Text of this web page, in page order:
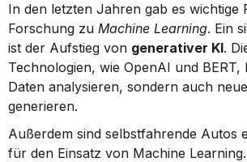
In den letzten Jahren gab es wichtige
Forschung zu Machine Learning. Ein
ist der Aufstieg von generativer KI.
Technologien, wie OpenAI und
Daten analysieren, sondern auch
generieren.
Außerdem sind selbstfahrende Autos
für den Einsatz von Machine